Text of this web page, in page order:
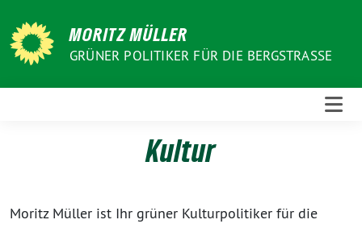
zum
Inhalt
MORITZ MÜLLER
GRÜNER POLITIKER FÜR DIE BERGSTRASSE
Kultur
Moritz Müller ist Ihr grüner Kulturpolitiker für die